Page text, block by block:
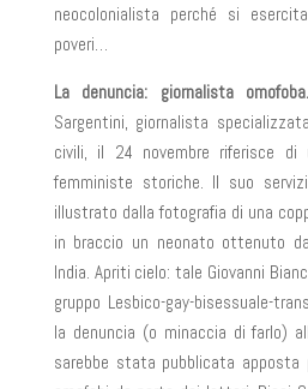
neocolonialista perché si
poveri…
La denuncia: giornalista omofoba.
Sargentini, giornalista
civili, il 24 novembre riferisce di
femministe storiche. Il suo
illustrato dalla fotografia di una
in braccio un neonato ottenuto
India. Apriti cielo: tale Giovanni
gruppo Lesbico-gay-bisessuale-
la denuncia (o minaccia di farlo)
sarebbe stata pubblicata apposta